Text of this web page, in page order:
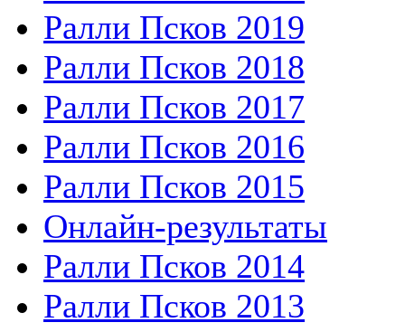
Ралли Псков 2019
Ралли Псков 2018
Ралли Псков 2017
Ралли Псков 2016
Ралли Псков 2015
Онлайн-результаты
Ралли Псков 2014
Ралли Псков 2013